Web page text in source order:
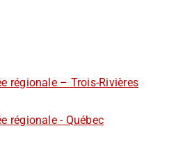
régionale – Trois-Rivières
régionale - Québec